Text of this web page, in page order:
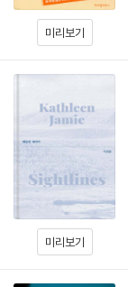
미리보기
미리보기